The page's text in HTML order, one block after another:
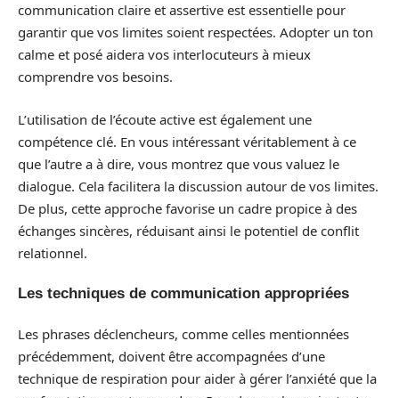
communication claire et assertive est essentielle pour
garantir que vos limites soient respectées. Adopter un ton
calme et posé aidera vos interlocuteurs à mieux
comprendre vos besoins.
L’utilisation de l’écoute active est également une
compétence clé. En vous intéressant véritablement à ce
que l’autre a à dire, vous montrez que vous valuez le
dialogue. Cela facilitera la discussion autour de vos limites.
De plus, cette approche favorise un cadre propice à des
échanges sincères, réduisant ainsi le potentiel de conflit
relationnel.
Les techniques de communication appropriées
Les phrases déclencheurs, comme celles mentionnées
précédemment, doivent être accompagnées d’une
technique de respiration pour aider à gérer l’anxiété que la